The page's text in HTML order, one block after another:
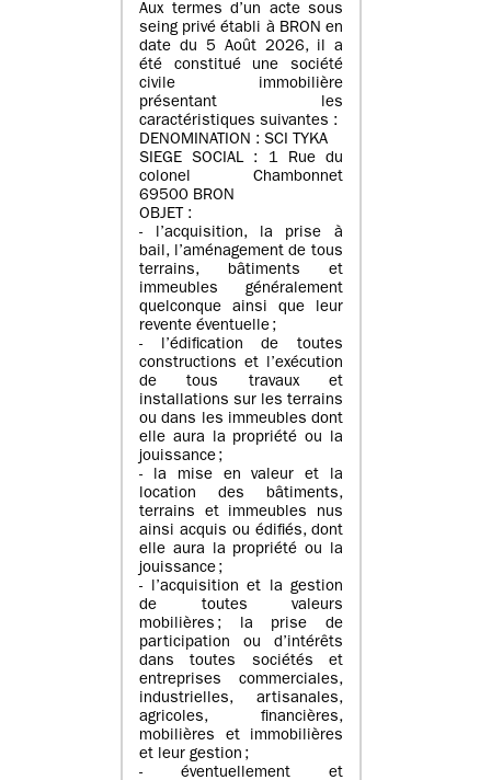
Aux termes d’un acte sous
seing privé établi à BRON en
date du 5 Août 2026, il a
été constitué une société
civile immobilière
présentant les
caractéristiques suivantes :
DENOMINATION : SCI TYKA
SIEGE SOCIAL : 1 Rue du
colonel Chambonnet
69500 BRON
OBJET :
- l’acquisition, la prise à
bail, l’aménagement de tous
terrains, bâtiments et
immeubles généralement
quelconque ainsi que leur
revente éventuelle ;
- l’édification de toutes
constructions et l’exécution
de tous travaux et
installations sur les terrains
ou dans les immeubles dont
elle aura la propriété ou la
jouissance ;
- la mise en valeur et la
location des bâtiments,
terrains et immeubles nus
ainsi acquis ou édifiés, dont
elle aura la propriété ou la
jouissance ;
- l’acquisition et la gestion
de toutes valeurs
mobilières ; la prise de
participation ou d’intérêts
dans toutes sociétés et
entreprises commerciales,
industrielles, artisanales,
agricoles, financières,
mobilières et immobilières
et leur gestion ;
- éventuellement et